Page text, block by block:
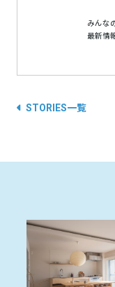
みんな
最新情
STORIES一覧